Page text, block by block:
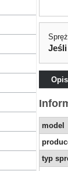
Opis
model
typ